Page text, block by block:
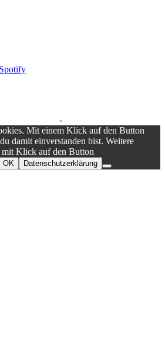
-
Mit einem Klick auf den Button
damit einverstanden bist. Weitere
Klick auf den Button
OK Datenschutzerklärung